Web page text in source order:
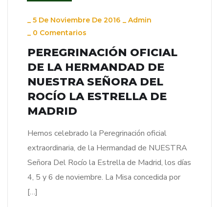
_ 5 De Noviembre De 2016 _ Admin
_ 0 Comentarios
PEREGRINACIÓN OFICIAL
DE LA HERMANDAD DE
NUESTRA SEÑORA DEL
ROCÍO LA ESTRELLA DE
MADRID
Hemos celebrado la Peregrinación oficial
extraordinaria, de la Hermandad de NUESTRA
Señora Del Rocío la Estrella de Madrid, los días
4, 5 y 6 de noviembre. La Misa concedida por
[…]